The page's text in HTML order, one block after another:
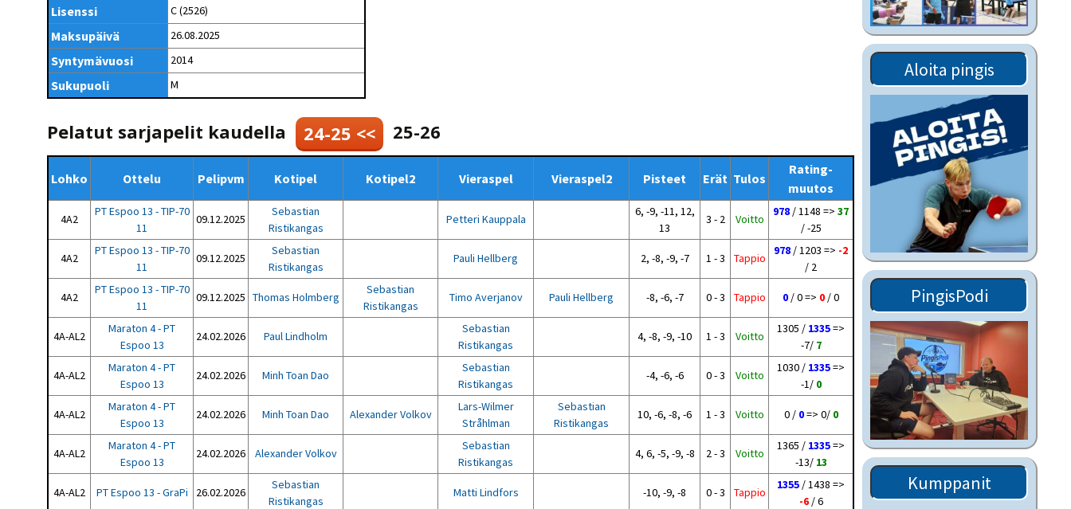
Valiokunnat
Strategia 2025-2030
Vastuullisuus
Ilmoita epäasiallisesta
käytöksestä
Hallintosääntö
NETU in English
ohjeet
Rating-artikkelit
Rating-manuaali
Julkaistut Rating-listat
Päivärating
6-divisioona
Sarjatiedotteet
Pelipaikat ja
joukkueiden
yhteyshenkilöt
Seurasiirrot
Kisajärjestäjien
Maahanmuuttajien
kotouttaminen ja
sukupuolten tasa-arvo
pöytätenniksessä
kattavan osallisuuden
kautta
Lisenssi C (2526)
Maksupäivä 26.08.2025
Syntymävuosi 2014
Sukupuoli M
Pelatut sarjapelit kaudella 24-25 << 25-26
Lohko Ottelu Pelipvm Kotipel Kotipel2 Vieraspel Vieraspel2 Pisteet Erät Tulos
Rating-
muutos
4A2
PT Espoo 13 - TIP-70
11
09.12.2025
Sebastian
Ristikangas
Petteri Kauppala
6, -9, -11, 12,
13
3 - 2 Voitto
978 / 1148 => 37
/ -25
4A2
PT Espoo 13 - TIP-70
11
09.12.2025
Sebastian
Ristikangas
Pauli Hellberg 2, -8, -9, -7 1 - 3 Tappio
978 / 1203 => -2
/ 2
4A2
PT Espoo 13 - TIP-70
11
09.12.2025 Thomas Holmberg
Sebastian
Ristikangas
Timo Averjanov Pauli Hellberg -8, -6, -7 0 - 3 Tappio 0 / 0 => 0 / 0
4A-AL2
Maraton 4 - PT
Espoo 13
24.02.2026 Paul Lindholm
Sebastian
Ristikangas
4, -8, -9, -10 1 - 3 Voitto
1305 / 1335=>
-7/ 7
4A-AL2
Maraton 4 - PT
Espoo 13
24.02.2026 Minh Toan Dao
Sebastian
Ristikangas
-4, -6, -6 0 - 3 Voitto
1030 / 1335=>
-1/ 0
4A-AL2
Maraton 4 - PT
Espoo 13
24.02.2026 Minh Toan Dao Alexander Volkov
Lars-Wilmer
Stråhlman
Sebastian
Ristikangas
10, -6, -8, -6 1 - 3 Voitto 0 / 0=> 0/ 0
4A-AL2
Maraton 4 - PT
Espoo 13
24.02.2026 Alexander Volkov
Sebastian
Ristikangas
4, 6, -5, -9, -8 2 - 3 Voitto
1365 / 1335=>
-13/ 13
4A-AL2 PT Espoo 13 - GraPi 26.02.2026
Sebastian
Ristikangas
Matti Lindfors -10, -9, -8 0 - 3 Tappio
1355 / 1438 =>
-6/ 6
Aloita pingis
PingisPodi
Kumppanit